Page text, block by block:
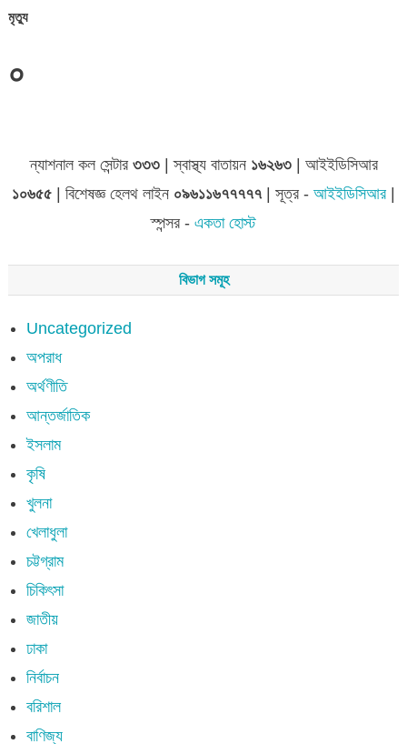
মৃত্যু
০
ন্যাশনাল কল সেন্টার ৩৩৩| স্বাস্থ্য বাতায়ন ১৬২৬৩| আইইডিসিআর
১০৬৫৫ | বিশেষজ্ঞ হেলথ লাইন ০৯৬১১৬৭৭৭৭৭| সূত্র - আইইডিসিআর|
স্পন্সর - একতা হোস্ট
বিভাগ সমূহ
Uncategorized
অপরাধ
অর্থণীতি
আন্তর্জাতিক
ইসলাম
কৃষি
খুলনা
খেলাধুলা
চট্টগ্রাম
চিকিৎসা
জাতীয়
ঢাকা
নির্বাচন
বরিশাল
বাণিজ্য